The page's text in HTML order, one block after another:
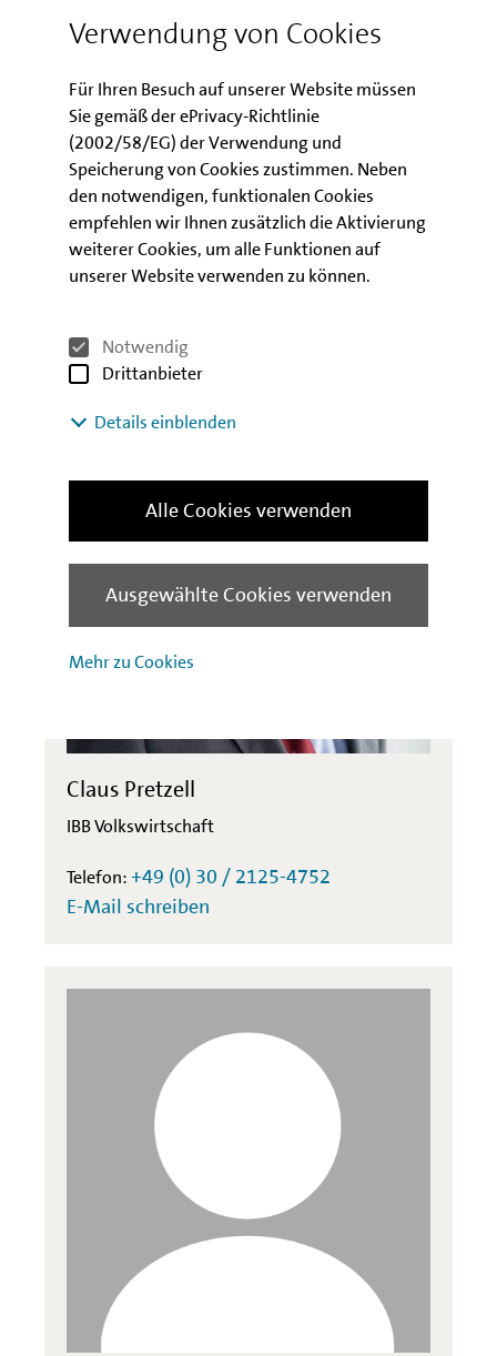
Verwendung von Cookies
Für Ihren Besuch auf unserer Website müssen
Sie gemäß der ePrivacy-Richtlinie
(2002/58/EG) der Verwendung und
Speicherung von Cookies zustimmen. Neben
den notwendigen, funktionalen Cookies
empfehlen wir Ihnen zusätzlich die Aktivierung
weiterer Cookies, um alle Funktionen auf
unserer Website verwenden zu können.
Notwendig
Drittanbieter
Details einblenden
Mehr zu Cookies
Ausgewählte Cookies verwenden
Alle Cookies verwenden
Download
Berlin Konjunktur: Konjunkturmotor ist
ins Stottern geraten
Kontakt
Claus Pretzell
IBB Volkswirtschaft
Telefon:+49 (0) 30 / 2125-4752
E-Mail schreiben